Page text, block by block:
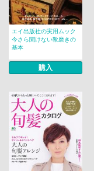
エイ出版社の実用ムック
今さら聞けない靴磨きの
基本
購入